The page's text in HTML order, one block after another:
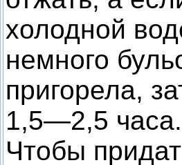
холодной
немного
пригорела,
1,5—2,5 часа.
Чтобы